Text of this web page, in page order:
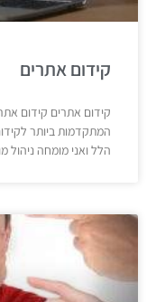
קידום אתרים
קידום אתרים קידום
המתקדמות ביותר
הלל ואני מומחה ניהול